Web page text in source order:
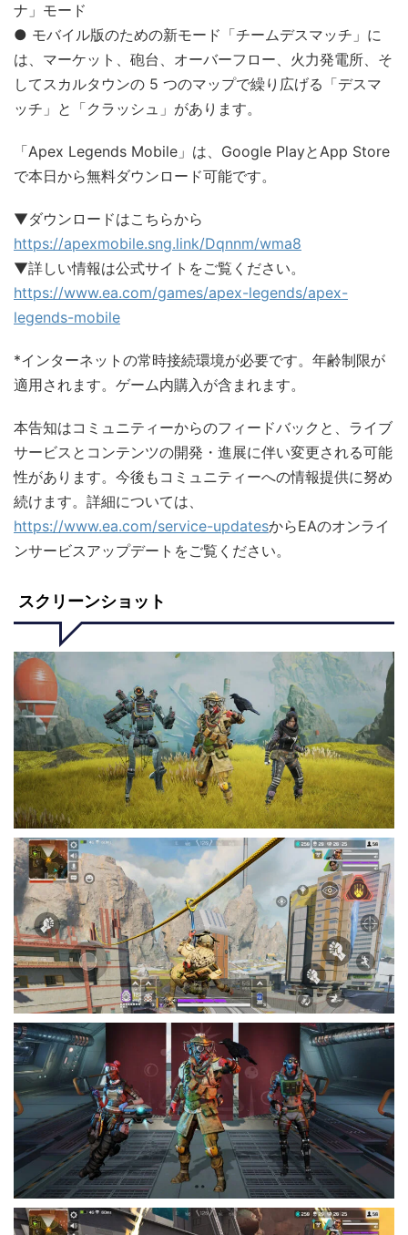
ナ」モード
● モバイル版のための新モード「チームデスマッチ」に
は、マーケット、砲台、オーバーフロー、火力発電所、そ
してスカルタウンの 5 つのマップで繰り広げる「デスマ
ッチ」と「クラッシュ」があります。
「Apex Legends Mobile」は、Google PlayとApp Store
で本日から無料ダウンロード可能です。
▼ダウンロードはこちらから
https://apexmobile.sng.link/Dqnnm/wma8
▼詳しい情報は公式サイトをご覧ください。
https://www.ea.com/games/apex-legends/apex-
legends-mobile
*インターネットの常時接続環境が必要です。年齢制限が
適用されます。ゲーム内購入が含まれます。
本告知はコミュニティーからのフィードバックと、ライブ
サービスとコンテンツの開発・進展に伴い変更される可能
性があります。今後もコミュニティーへの情報提供に努め
続けます。詳細については、
https://www.ea.com/service-updatesからEAのオンライ
ンサービスアップデートをご覧ください。
スクリーンショット